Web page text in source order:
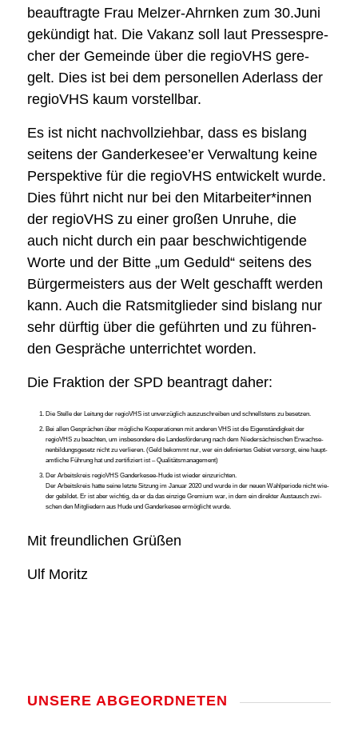
be­auf­trag­te Frau Mel­zer-Ahrn­ken zum 30.Juni
gekün­digt hat. Die Vakanz soll laut Pres­se­spre­
cher der Gemein­de über die regioVHS gere­
gelt. Dies ist bei dem per­so­nel­len Ader­lass der
regioVHS kaum vor­stell­bar.
Es ist nicht nach­voll­zieh­bar, dass es bis­lang
sei­tens der Ganderkesee’er Ver­wal­tung kei­ne
Per­spek­ti­ve für die regioVHS ent­wi­ckelt wur­de.
Dies führt nicht nur bei den Mitarbeiter*innen
der regioVHS zu einer gro­ßen Unru­he, die
auch nicht durch ein paar beschwich­ti­gen­de
Wor­te und der Bit­te „um Geduld“ sei­tens des
Bür­ger­meis­ters aus der Welt geschafft wer­den
kann. Auch die Rats­mit­glie­der sind bis­lang nur
sehr dürf­tig über die geführ­ten und zu füh­ren­
den Gesprä­che unter­rich­tet wor­den.
Die Frak­ti­on der SPD bean­tragt daher:
Die Stel­le der Lei­tung der regioVHS ist unver­züg­lich aus­zu­schrei­ben und schnells­tens zu beset­zen.
Bei allen Gesprä­chen über mög­li­che Koope­ra­tio­nen mit ande­ren VHS ist die Eigen­stän­dig­keit der
regioVHS zu beach­ten, um ins­be­son­de­re die Lan­des­för­de­rung nach dem Nie­der­säch­si­schen Erwach­se­
nen­bil­dungs­ge­setz nicht zu ver­lie­ren. (Geld bekommt nur, wer ein defi­nier­tes Gebiet ver­sorgt, eine haupt­
amt­li­che Füh­rung hat und zer­ti­fi­ziert ist – Qua­li­täts­ma­nage­ment)
Der Arbeits­kreis regioVHS Gan­der­ke­see-Hude ist wie­der ein­zu­rich­ten.
Der Arbeits­kreis hat­te sei­ne letz­te Sit­zung im Janu­ar 2020 und wur­de in der neu­en Wahl­pe­ri­ode nicht wie­
der gebil­det. Er ist aber wich­tig, da er da das ein­zi­ge Gre­mi­um war, in dem ein direk­ter Aus­tausch zwi­
schen den Mit­glie­dern aus Hude und Gan­der­ke­see ermög­licht wur­de.
Mit freund­li­chen Grü­ßen
Ulf Moritz
UNSE­RE ABGE­ORD­NE­TEN